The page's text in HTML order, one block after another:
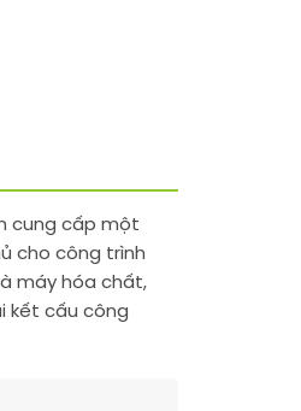
cung cấp một
cho công trình
máy hóa chất,
kết cấu công